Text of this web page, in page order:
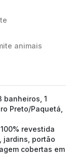
animais
banheiros, 1
Preto/Paquetá,
revestida
jardins, portão
cobertas em